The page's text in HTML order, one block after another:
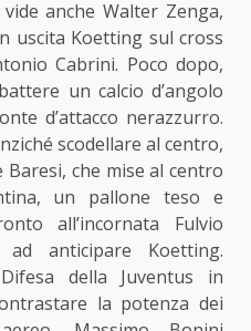
anche Walter Zenga,
uscita Koetting sul cross
Cabrini. Poco dopo,
un calcio d’angolo
d’attacco nerazzurro.
scodellare al centro,
che mise al centro
un pallone teso e
all’incornata Fulvio
ad anticipare Koetting.
della Juventus in
la potenza dei